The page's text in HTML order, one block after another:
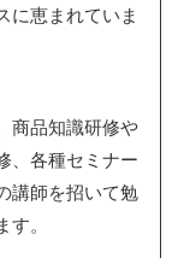
に恵まれていま
商品知識研修や
、各種セミナー
講師を招いて勉
。